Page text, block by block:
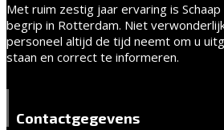
Met ruim zestig jaar ervaring is
begrip in Rotterdam. Niet
personeel altijd de tijd neemt om u
staan en correct te informeren.
Contactgegevens